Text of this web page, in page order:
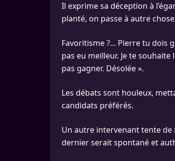
Il exprime sa déception à
planté, on passe à autre
Favoritisme ?... Pierre tu dois
pas eu meilleur. Je te
pas gagner. Désolée ».
Les débats sont houleux,
candidats préférés.
Un autre intervenant tente de
dernier serait spontané et